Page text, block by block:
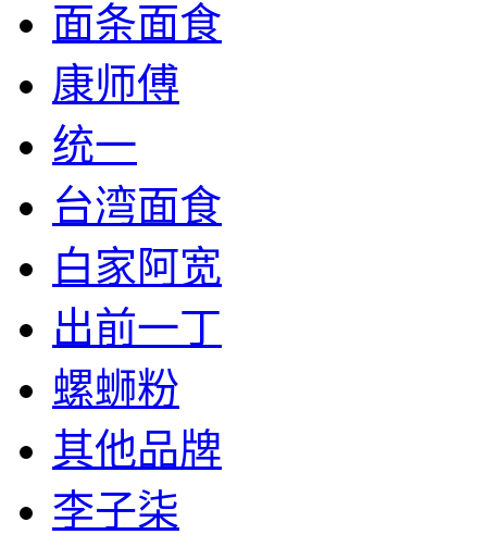
面条面食
康师傅
统一
台湾面食
白家阿宽
出前一丁
螺蛳粉
其他品牌
李子柒